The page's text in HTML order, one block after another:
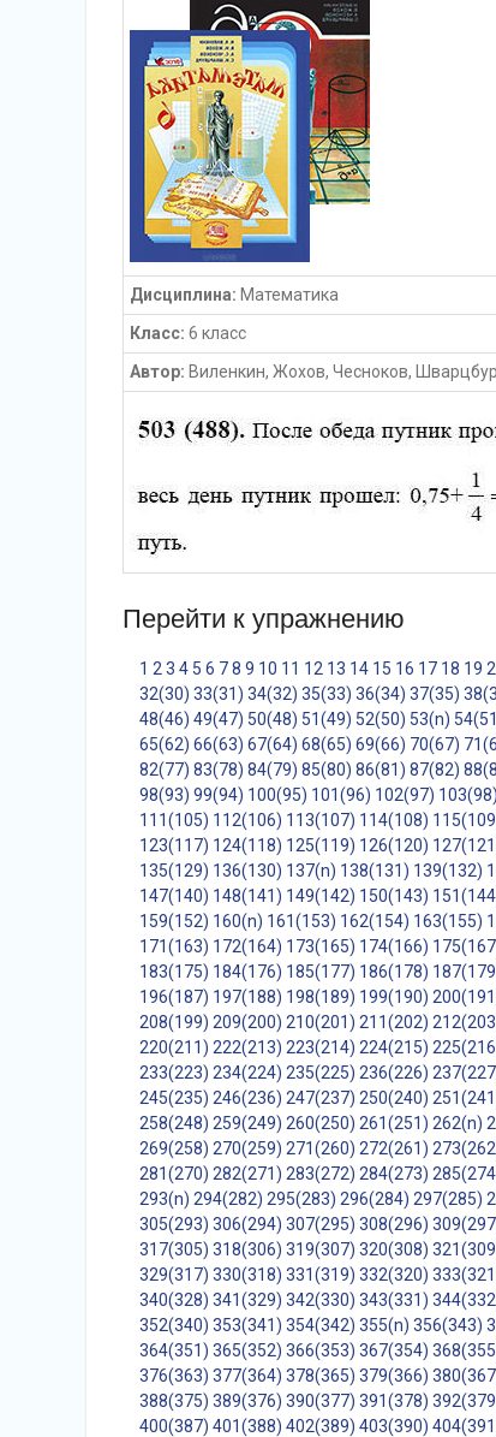
Дисциплина: Математика
Класс: 6 класс
Автор: Виленкин, Жохов, Чесноков,
Перейти к упражнению
1 2 3 4 5 6 78 9 10 11 12 13 14 15 16 17 18 19
32(30) 33(31) 34(32) 35(33) 36(34) 37(35)
48(46) 49(47) 50(48) 51(49) 52(50) 53(n)
65(62) 66(63) 67(64) 68(65) 69(66) 70(67)
82(77) 83(78) 84(79) 85(80) 86(81) 87(82)
98(93) 99(94) 100(95) 101(96) 102(97) 103(98)
111(105) 112(106) 113(107) 114(108)
123(117) 124(118) 125(119) 126(120)
135(129) 136(130) 137(n) 138(131) 139(132)
147(140) 148(141) 149(142) 150(143)
159(152) 160(n) 161(153) 162(154) 163(155)
171(163) 172(164) 173(165) 174(166)
183(175) 184(176) 185(177) 186(178)
196(187) 197(188) 198(189) 199(190)
208(199) 209(200) 210(201) 211(202)
220(211) 222(213) 223(214) 224(215)
233(223) 234(224) 235(225) 236(226)
245(235) 246(236) 247(237) 250(240)
258(248) 259(249) 260(250) 261(251) 262(n)
269(258) 270(259) 271(260) 272(261)
281(270) 282(271) 283(272) 284(273)
293(n) 294(282) 295(283) 296(284) 297(285)
305(293) 306(294) 307(295) 308(296)
317(305) 318(306) 319(307) 320(308)
329(317) 330(318) 331(319) 332(320)
340(328) 341(329) 342(330) 343(331)
352(340) 353(341) 354(342) 355(n) 356(343)
364(351) 365(352) 366(353) 367(354)
376(363) 377(364) 378(365) 379(366)
388(375) 389(376) 390(377) 391(378)
400(387) 401(388) 402(389) 403(390)